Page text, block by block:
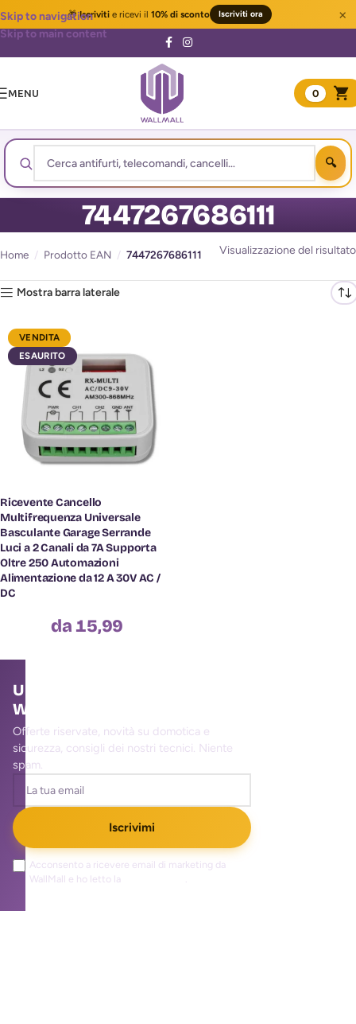
🎁Iscrivitie ricevi il 10% di sconto Iscriviti ora ×
Skip to navigation
Skip to main content
MENU 0
7447267686111
Home / Prodotto EAN / 7447267686111 Visualizzazione del risultato
Mostra barra laterale
VENDITA
ESAURITO
Ricevente Cancello
Multifrequenza Universale
Basculante Garage Serrande
Luci a 2 Canali da 7A Supporta
Oltre 250 Automazioni
Alimentazione da 12 A 30V AC /
DC
da 15,99
Unisciti alla community
WallMall
Offerte riservate, novità su domotica e
sicurezza, consigli dei nostri tecnici. Niente
spam.
Iscrivimi
Acconsento a ricevere email di marketing da
WallMall e ho letto la
.